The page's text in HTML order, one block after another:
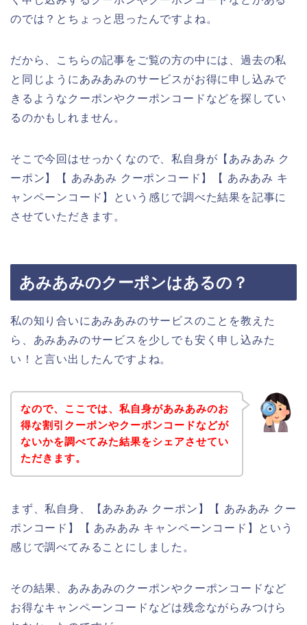
のでは？とちょっと思ったんですよね。
だから、こちらの記事をご覧の方の中には、過去の私
と同じようにあみあみのサービスがお得に申し込みで
きるようなクーポンやクーポンコードなどを探してい
るのかもしれません。
そこで今回はせっかくなので、私自身が【あみあみ ク
ーポン】【 あみあみ クーポンコード】【 あみあみ キ
ャンペーンコード】という感じで調べた結果を記事に
させていただきます。
あみあみのクーポンはあるの？
私の知り合いにあみあみのサービスのことを教えた
ら、あみあみのサービスを少しでも安く申し込みた
い！と言い出したんですよね。
なので、ここでは、私自身があみあみのお
得な割引クーポンやクーポンコードなどが
ないかを調べてみた結果をシェアさせてい
ただきます。
まず、私自身、【あみあみ クーポン】【 あみあみ クー
ポンコード】【 あみあみ キャンペーンコード】という
感じで調べてみることにしました。
その結果、あみあみのクーポンやクーポンコードなど
お得なキャンペーンコードなどは残念ながらみつけら